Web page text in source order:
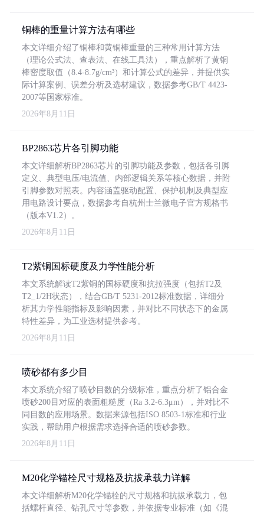
铜棒的重量计算方法有哪些
本文详细介绍了铜棒和黄铜棒重量的三种常用计算方法
（理论公式法、查表法、在线工具法），重点解析了黄铜
棒密度取值（8.4-8.7g/cm³）和计算公式的差异，并提供实
际计算案例、误差分析及选材建议，数据参考GB/T 4423-
2007等国家标准。
2026年8月11日
BP2863芯片各引脚功能
本文详细解析BP2863芯片的引脚功能及参数，包括各引脚
定义、典型电压/电流值、内部逻辑关系等核心数据，并附
引脚参数对照表。内容涵盖驱动配置、保护机制及典型应
用电路设计要点，数据参考自杭州士兰微电子官方规格书
（版本V1.2）。
2026年8月11日
T2紫铜国标硬度及力学性能分析
本文系统解读T2紫铜的国标硬度和抗拉强度（包括T2及
T2_1/2H状态），结合GB/T 5231-2012标准数据，详细分
析其力学性能指标及影响因素，并对比不同状态下的金属
特性差异，为工业选材提供参考。
2026年8月11日
喷砂都有多少目
本文系统介绍了喷砂目数的分级标准，重点分析了铝合金
喷砂200目对应的表面粗糙度（Ra 3.2-6.3μm），并对比不
同目数的应用场景。数据来源包括ISO 8503-1标准和行业
实践，帮助用户根据需求选择合适的喷砂参数。
2026年8月11日
M20化学锚栓尺寸规格及抗拔承载力详解
本文详细解析M20化学锚栓的尺寸规格和抗拔承载力，包
括螺杆直径、钻孔尺寸等参数，并依据专业标准（如《混